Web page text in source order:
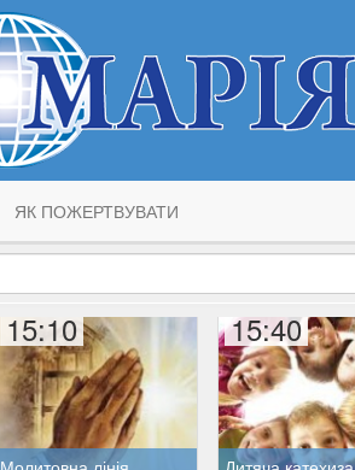
ЯК ПОЖЕРТВУВАТИ
15:10 15:40